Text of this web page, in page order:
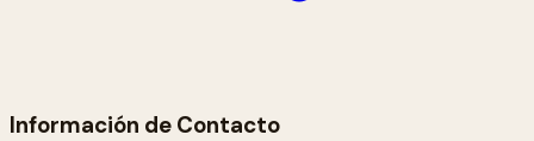
Información de Contacto